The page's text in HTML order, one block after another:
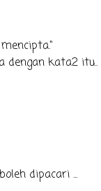
dengan kata2 itu..
dipacari ...